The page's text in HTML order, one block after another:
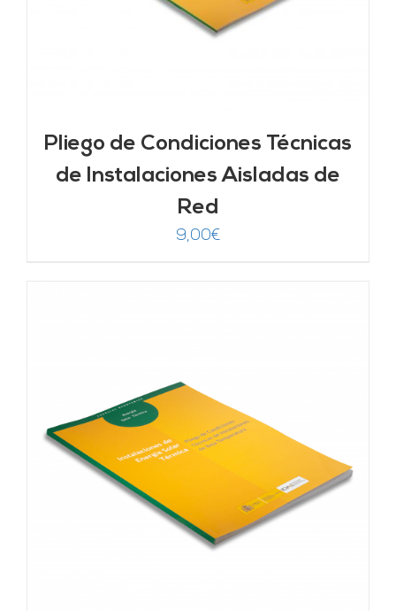
Pliego de Condiciones Técnicas
de Instalaciones Aisladas de
Red
9,00€